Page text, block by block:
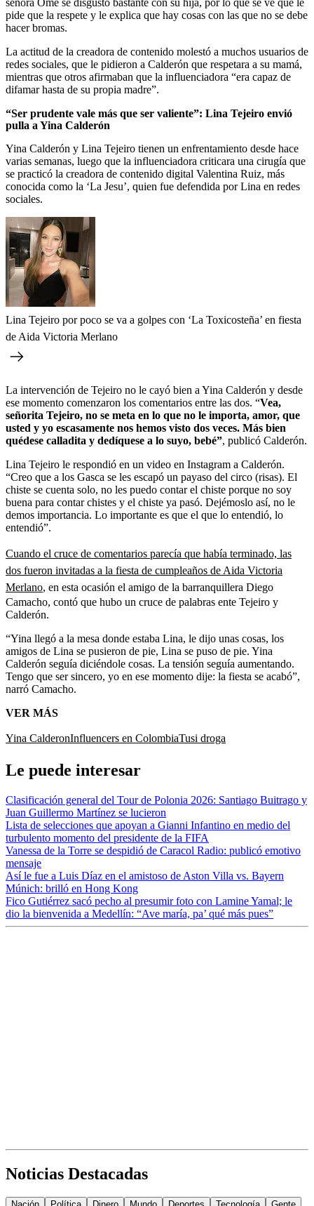
pide que la respete y le explica que hay cosas con las que no se debe
hacer bromas.
La actitud de la creadora de contenido molestó a muchos usuarios de
redes sociales, que le pidieron a Calderón que respetara a su mamá,
mientras que otros afirmaban que la influenciadora “era capaz de
difamar hasta de su propia madre”.
“Ser prudente vale más que ser valiente”: Lina Tejeiro envió
pulla a Yina Calderón
Yina Calderón y Lina Tejeiro tienen un enfrentamiento desde hace
varias semanas, luego que la influenciadora criticara una cirugía que
se practicó la creadora de contenido digital Valentina Ruiz, más
conocida como la ‘La Jesu’, quien fue defendida por Lina en redes
sociales.
Lina Tejeiro por poco se va a golpes con ‘La Toxicosteña’ en fiesta
de Aida Victoria Merlano
La intervención de Tejeiro no le cayó bien a Yina Calderón y desde
ese momento comenzaron los comentarios entre las dos. “Vea,
señorita Tejeiro, no se meta en lo que no le importa, amor, que
usted y yo escasamente nos hemos visto dos veces. Más bien
quédese calladita y dedíquese a lo suyo, bebé”, publicó Calderón.
Lina Tejeiro le respondió en un video en Instagram a Calderón.
“Creo que a los Gasca se les escapó un payaso del circo (risas). El
chiste se cuenta solo, no les puedo contar el chiste porque no soy
buena para contar chistes y el chiste ya pasó. Dejémoslo así, no le
demos importancia. Lo importante es que el que lo entendió, lo
entendió”.
Cuando el cruce de comentarios parecía que había terminado, las
dos fueron invitadas a la fiesta de cumpleaños de Aida Victoria
Merlano, en esta ocasión el amigo de la barranquillera Diego
Camacho, contó que hubo un cruce de palabras ente Tejeiro y
Calderón.
“Yina llegó a la mesa donde estaba Lina, le dijo unas cosas, los
amigos de Lina se pusieron de pie, Lina se puso de pie. Yina
Calderón seguía diciéndole cosas. La tensión seguía aumentando.
Tengo que ser sincero, yo en ese momento dije: la fiesta se acabó”,
narró Camacho.
VER MÁS
Yina CalderonInfluencers en ColombiaTusi droga
Le puede interesar
Clasificación general del Tour de Polonia 2026: Santiago Buitrago y
Juan Guillermo Martínez se lucieron
Lista de selecciones que apoyan a Gianni Infantino en medio del
turbulento momento del presidente de la FIFA
Vanessa de la Torre se despidió de Caracol Radio: publicó emotivo
mensaje
Así le fue a Luis Díaz en el amistoso de Aston Villa vs. Bayern
Múnich: brilló en Hong Kong
Fico Gutiérrez sacó pecho al presumir foto con Lamine Yamal; le
dio la bienvenida a Medellín: “Ave maría, pa’ qué más pues”
Noticias Destacadas